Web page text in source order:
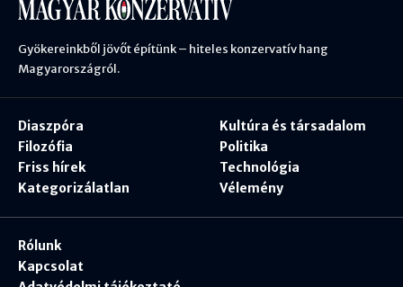
Gyökereinkből jövőt építünk – hiteles konzervatív hang
Magyarországról.
Diaszpóra
Filozófia
Friss hírek
Kategorizálatlan
Kultúra és társadalom
Politika
Technológia
Vélemény
Rólunk
Kapcsolat